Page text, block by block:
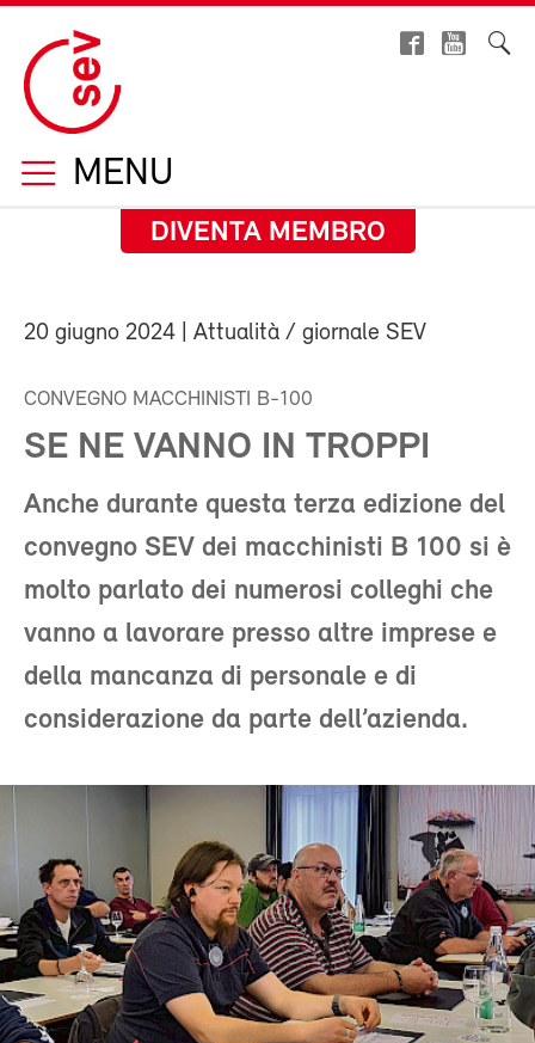
MENU
DIVENTA MEMBRO
20 giugno 2024 | Attualità / giornale SEV
CONVEGNO MACCHINISTI B-100
SE NE VANNO IN TROPPI
Anche durante questa terza edizione del
convegno SEV dei macchinisti B 100 si è
molto parlato dei numerosi colleghi che
vanno a lavorare presso altre imprese e
della mancanza di personale e di
considerazione da parte dell’azienda.